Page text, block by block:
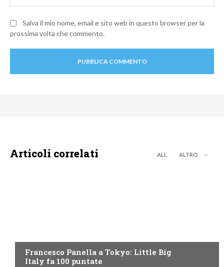
Salva il mio nome, email e sito web in questo browser per la
prossima volta che commento.
Articoli correlati ALL ALTRO
Francesco Panella a Tokyo: Little Big
Italy fa 100 puntate